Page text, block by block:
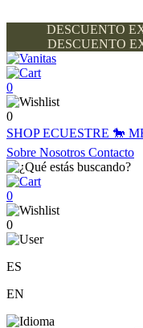
DESCUENTO
DESCUENTO
0
0
SHOPECUESTRE 🐎
Sobre Nosotros Contacto
0
0
ES
EN